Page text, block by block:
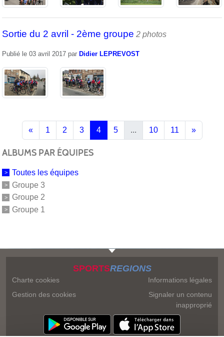
Sortie du 2 avril - 2ème groupe 2 photos
Publié le 03 avril 2017 par Didier LEPREVOST
« 1 2 3 4 5 ... 10 11 »
ALBUMS PAR ÉQUIPES
Toutes les équipes
Groupe 3
Groupe 2
Groupe 1
SPORTSREGIONS
Charte cookies
Gestion des cookies
Informations légales
Signaler un contenu
inapproprié